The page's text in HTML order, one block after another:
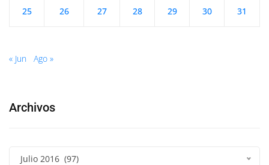
25 26 27 28 29 30 31
« Jun Ago »
Archivos
Julio 2016 (97)